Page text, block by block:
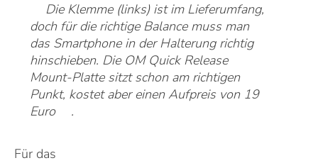
Die Klemme (links) ist im Lieferumfang,
doch für die richtige Balance muss man
das Smartphone in der Halterung richtig
hinschieben. Die OM Quick Release
Mount-Platte sitzt schon am richtigen
Punkt, kostet aber einen Aufpreis von 19
Euro
.
Für das